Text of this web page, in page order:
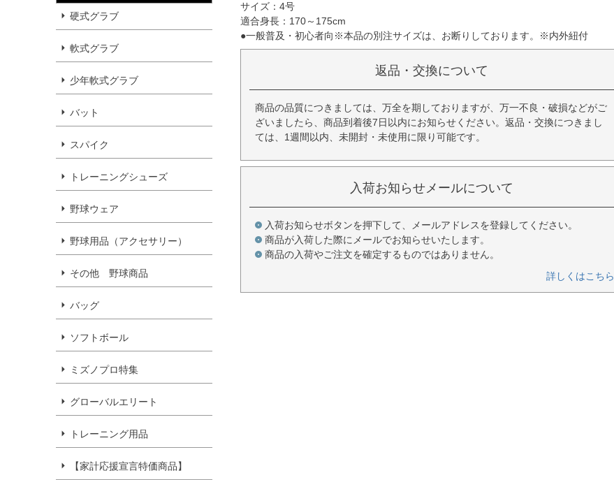
硬式グラブ
軟式グラブ
少年軟式グラブ
バット
スパイク
トレーニングシューズ
野球ウェア
野球用品（アクセサリー）
その他 野球商品
バッグ
ソフトボール
ミズノプロ特集
グローバルエリート
トレーニング用品
【家計応援宣言特価商品】
サイズ：4号
適合身長：170～175cm
●一般普及・初心者向※本品の別注サイズは、お断りしております。※内外紐付
返品・交換について
商品の品質につきましては、万全を期しておりますが、万一不良・破損などがご
ざいましたら、商品到着後7日以内にお知らせください。返品・交換につきまし
ては、1週間以内、未開封・未使用に限り可能です。
入荷お知らせメールについて
入荷お知らせボタンを押下して、メールアドレスを登録してください。
商品が入荷した際にメールでお知らせいたします。
商品の入荷やご注文を確定するものではありません。
詳しくはこちら